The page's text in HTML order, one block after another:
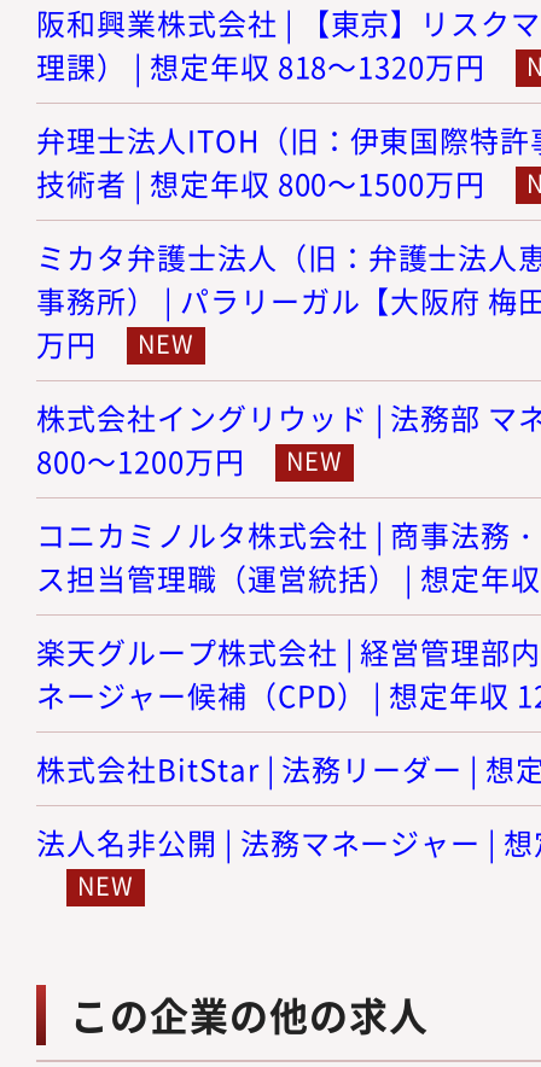
阪和興業株式会社 | 【東京】リスク
理課） | 想定年収 818～1320万円
弁理士法人ITOH（旧：伊東国際特
技術者 | 想定年収 800～1500万円
ミカタ弁護士法人（旧：弁護士法人
事務所） | パラリーガル【大阪府 梅
万円
株式会社イングリウッド | 法務部 マ
800～1200万円
コニカミノルタ株式会社 | 商事法務
ス担当管理職（運営統括） | 想定年
楽天グループ株式会社 | 経営管理部
ネージャー候補（CPD） | 想定年収
株式会社BitStar | 法務リーダー | 想
法人名非公開 | 法務マネージャー |
この企業の他の求人